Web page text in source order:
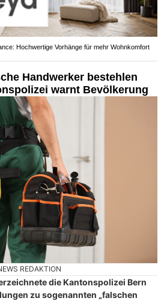
Hochwertige Vorhänge für mehr Wohnkomfort
Handwerker bestehlen
warnt Bevölkerung
REDAKTION
die Kantonspolizei Bern
zu sogenannten „falschen